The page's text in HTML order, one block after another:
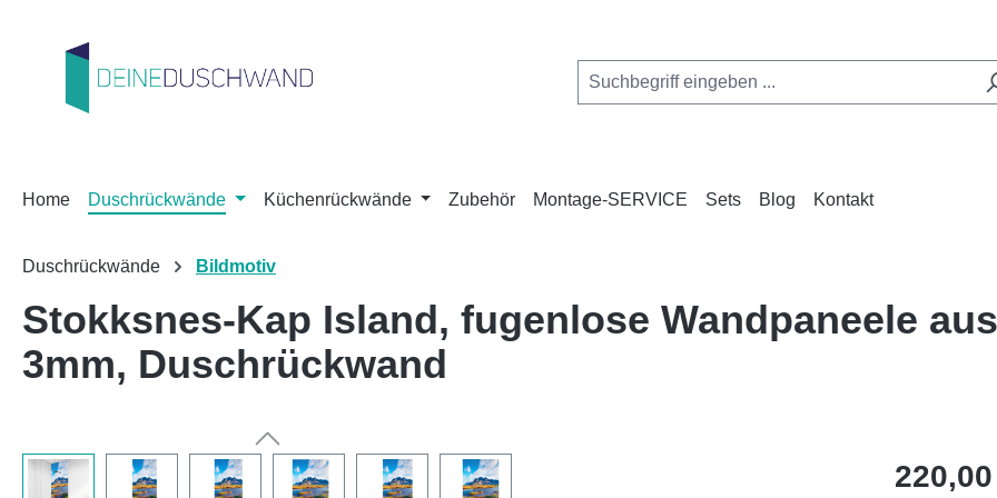
Home Duschrückwände Küchenrückwände Zubehör Montage-SERVICE Sets Blog Kontakt
Duschrückwände Bildmotiv
Stokksnes-Kap Island, fugenlose Wandpaneele
3mm, Duschrückwand
Regulärer